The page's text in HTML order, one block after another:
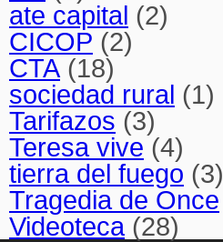
ate capital (2)
CICOP (2)
CTA (18)
sociedad rural (1)
Tarifazos (3)
Teresa vive (4)
tierra del fuego (3)
Tragedia de Once
Videoteca(28)